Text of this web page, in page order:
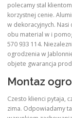
polecamy stal
korzystnej cenie.
w dekoracyjnych.
obu material w i
570 933 114.
ogrodzenia w
objete gwarancja
Montaz
Czesto klienci pytaja,
zima. Odpowiadamy